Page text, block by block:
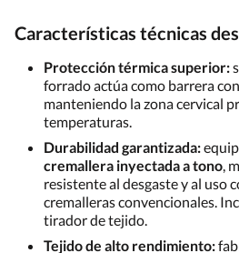
Características técnicas
Protección térmica superior:
forrado actúa como barrera
manteniendo la zona cervical
temperaturas.
Durabilidad garantizada:
cremallera inyectada a tono,
resistente al desgaste y al uso
cremalleras convencionales.
tirador de tejido.
Tejido de alto rendimiento: